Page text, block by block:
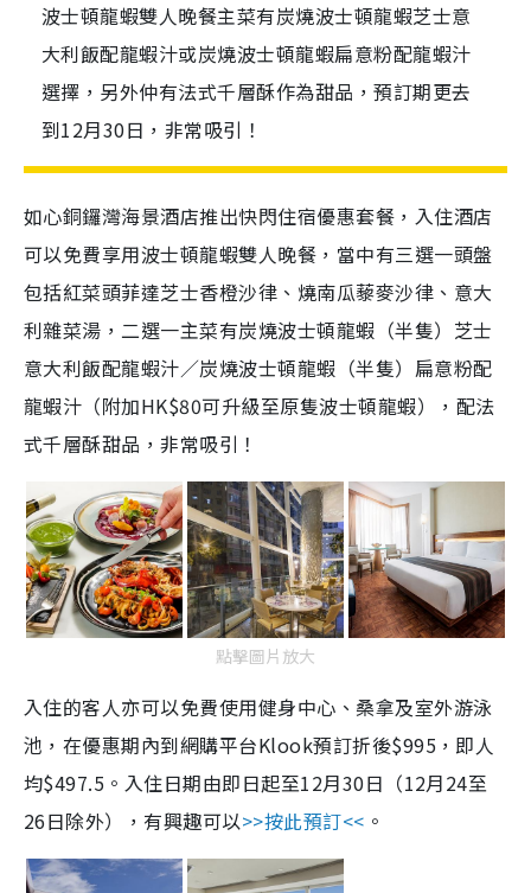
波士頓龍蝦雙人晚餐主菜有炭燒波士頓龍蝦芝士意
大利飯配龍蝦汁或炭燒波士頓龍蝦扁意粉配龍蝦汁
選擇，另外仲有法式千層酥作為甜品，預訂期更去
到12月30日，非常吸引！
如心銅鑼灣海景酒店推出快閃住宿優惠套餐，入住酒店
可以免費享用波士頓龍蝦雙人晚餐，當中有三選一頭盤
包括紅菜頭菲達芝士香橙沙律、燒南瓜藜麥沙律、意大
利雜菜湯，二選一主菜有炭燒波士頓龍蝦（半隻）芝士
意大利飯配龍蝦汁／炭燒波士頓龍蝦（半隻）扁意粉配
龍蝦汁（附加HK$80可升級至原隻波士頓龍蝦），配法
式千層酥甜品，非常吸引！
點擊圖片放大
入住的客人亦可以免費使用健身中心、桑拿及室外游泳
池，在優惠期內到網購平台Klook預訂折後$995，即人
均$497.5。入住日期由即日起至12月30日（12月24至
26日除外），有興趣可以>>按此預訂<< 。